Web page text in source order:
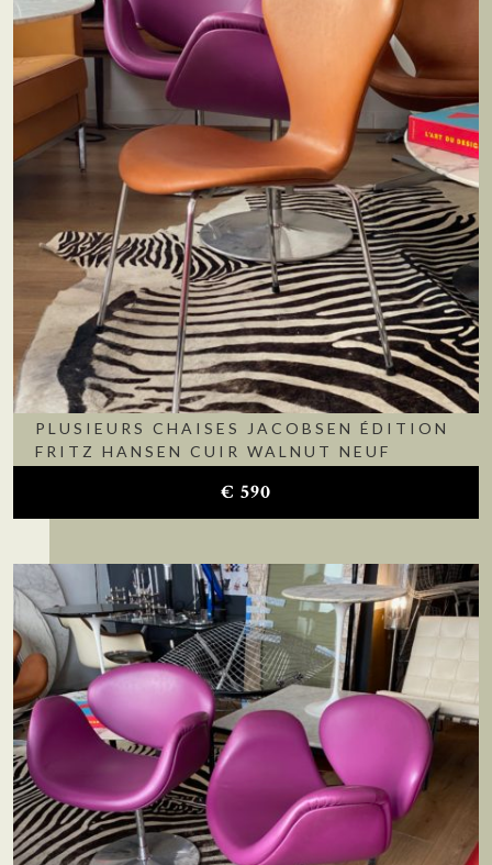
PLUSIEURS CHAISES JACOBSEN ÉDITION
FRITZ HANSEN CUIR WALNUT NEUF
€ 590